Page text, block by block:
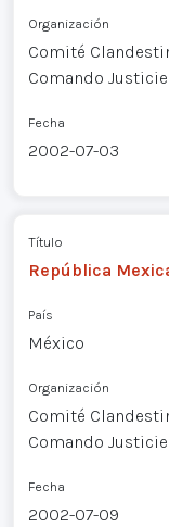
Organización
Comité
Comando
Fecha
2002-07-03
Título
República
País
México
Organización
Comité
Comando
Fecha
2002-07-09